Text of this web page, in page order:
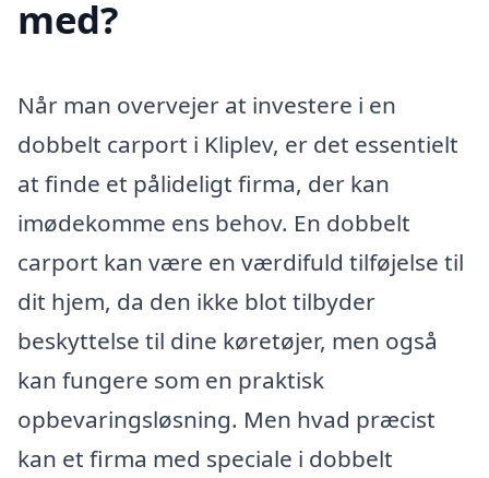
med?
Når man overvejer at investere i en
dobbelt carport i Kliplev, er det essentielt
at finde et pålideligt firma, der kan
imødekomme ens behov. En dobbelt
carport kan være en værdifuld tilføjelse til
dit hjem, da den ikke blot tilbyder
beskyttelse til dine køretøjer, men også
kan fungere som en praktisk
opbevaringsløsning. Men hvad præcist
kan et firma med speciale i dobbelt